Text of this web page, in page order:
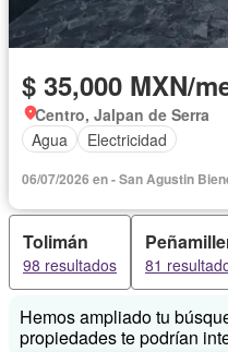
$ 35,000 MXN/
Centro, Jalpan de Serra
Agua
Electricidad
06/07/2026 en - San Agustin
Tolimán
98 resultados 81
Hemos ampliado tu
propiedades te podrían